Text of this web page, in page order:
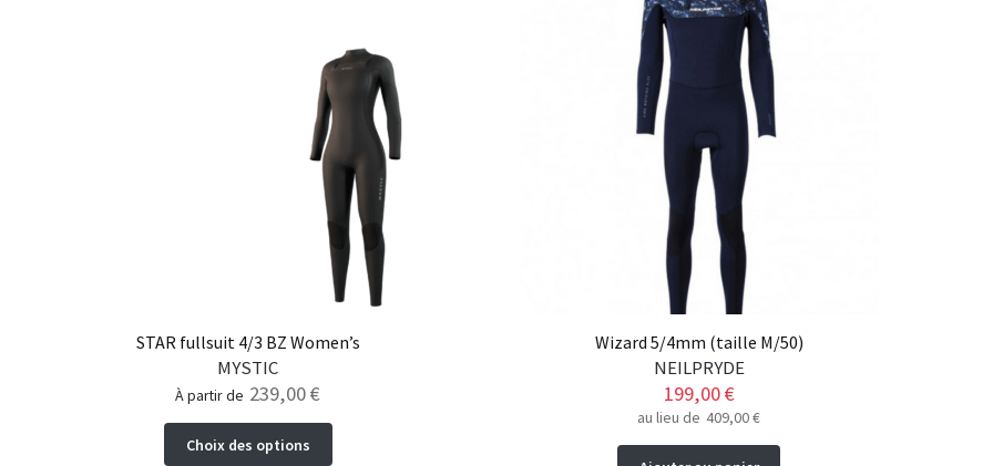
STAR fullsuit 4/3 BZ Women’s
MYSTIC
à partir de 239,00€
Choix des options
produit
Wizard 5/4mm (taille M/50)
NEILPRYDE
199,00€
au lieu de 409,00€